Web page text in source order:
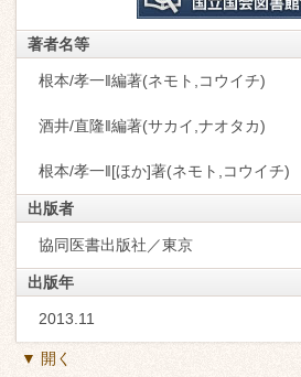
著者名等
根本/孝一‖編著(ネモト,コウイチ)
酒井/直隆‖編著(サカイ,ナオタカ)
根本/孝一‖[ほか]著(ネモト,コウイチ)
出版者
協同医書出版社／東京
出版年
2013.11
▼ 開く